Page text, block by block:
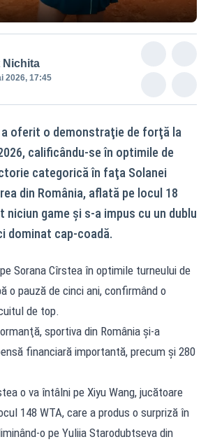
Nichita
2026, 17:45
a oferit o demonstraţie de forţă la
calificându-se în optimile de
categorică în faţa Solanei
din România, aflată pe locul 18
niciun game şi s-a impus cu un dublu
dominat cap-coadă.
Sorana Cîrstea în optimile turneului de
o pauză de cinci ani, confirmând o
de top.
sportiva din România şi-a
financiară importantă, precum şi 280
o va întâlni pe Xiyu Wang, jucătoare
148 WTA, care a produs o surpriză în
o pe Yuliia Starodubtseva din